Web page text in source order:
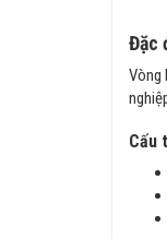
Đặc
Vòng
Cấu